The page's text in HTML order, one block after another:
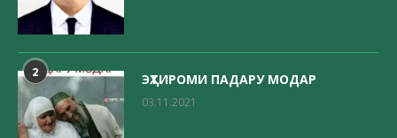
2 ЭҲТИРОМИ ПАДАРУ МОДАР
03.11.2021